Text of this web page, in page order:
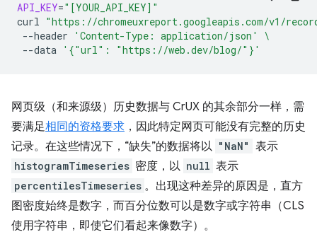
API_KEY="[YOUR_API_KEY]"
curl "https://chromeuxreport.googleapis.com/v1/
--header
'Content-Type: application/json'
\
--data '{"url": "https://web.dev/blog/"}'
网页级（和来源级）历史数据与 CrUX 的其余部分一样，需
要满足相同的资格要求 ，因此特定网页可能没有完整的历史
记录。在这些情况下，“缺失”的数据将以 "NaN" 表示
histogramTimeseries 密度，以 null 表示
percentilesTimeseries 。出现这种差异的原因是，直方
图密度始终是数字，而百分位数可以是数字或字符串（CLS
使用字符串，即使它们看起来像数字）。